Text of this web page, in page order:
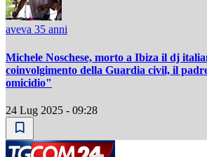
aveva 35 anni
Michele Noschese, morto a Ibiza il dj
coinvolgimento della Guardia civil, il
omicidio"
24 Lug 2025 - 09:28